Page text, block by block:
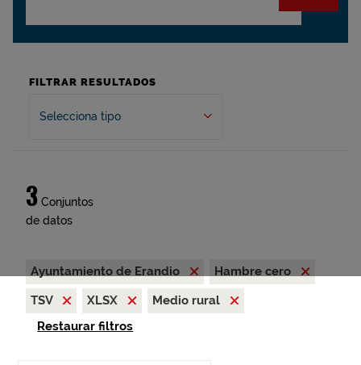
FILTRAR RESULTADOS
Selecciona tipo
3 Conjuntos
de datos
Ayuntamiento de Erandio
Hambre cero
TSV
XLSX
Medio rural
Restaurar filtros